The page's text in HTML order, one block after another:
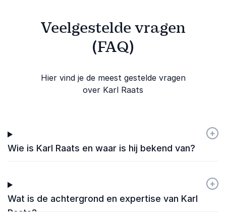
Veelgestelde vragen
(FAQ)
Hier vind je de meest gestelde vragen
over Karl Raats
Wie is Karl Raats en waar is hij bekend van?
+
-
Wat is de achtergrond en expertise van Karl
Raats?
+
-